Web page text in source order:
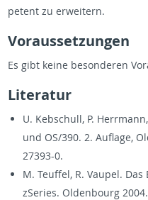
pe­tent zu er­weit­ern.
Vo­raus­set­zun­gen
Es gibt keine beson­deren
Lit­er­atur
U. Keb­schull, P.
und OS/390. 2. Au­flage,
27393-0.
M. Teuf­fel, R. Vau­pel.
zSeries. Old­en­bourg